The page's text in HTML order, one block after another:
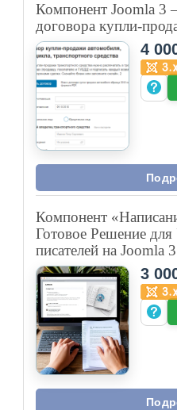
Компонент Joomla 3
договора купли-
4
Компонент
Готовое Решение
писателей на Joomla 3
3